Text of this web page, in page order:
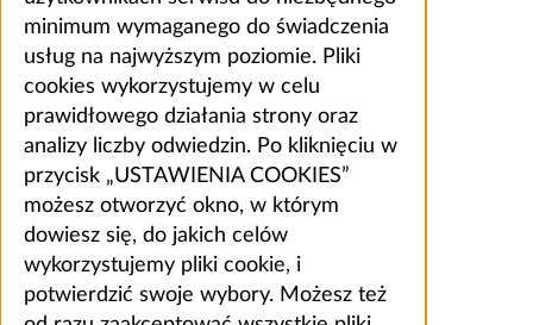
minimum wymaganego do świadczenia
usług na najwyższym poziomie. Pliki
cookies wykorzystujemy w celu
prawidłowego działania strony oraz
analizy liczby odwiedzin. Po kliknięciu w
przycisk „USTAWIENIA COOKIES”
możesz otworzyć okno, w którym
dowiesz się, do jakich celów
wykorzystujemy pliki cookie, i
potwierdzić swoje wybory. Możesz też